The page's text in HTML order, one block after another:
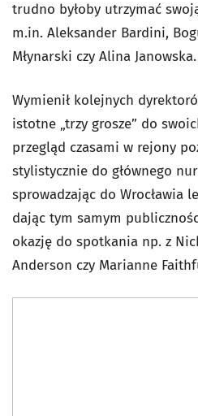
trudno byłoby utrzymać
m.in. Aleksander Bardini,
Młynarski czy Alina Janowska.
Wymienił kolejnych
istotne „trzy grosze” do
przegląd czasami w rejony
stylistycznie do głównego
sprowadzając do Wrocławia
dając tym samym
okazję do spotkania np. z
Anderson czy Marianne